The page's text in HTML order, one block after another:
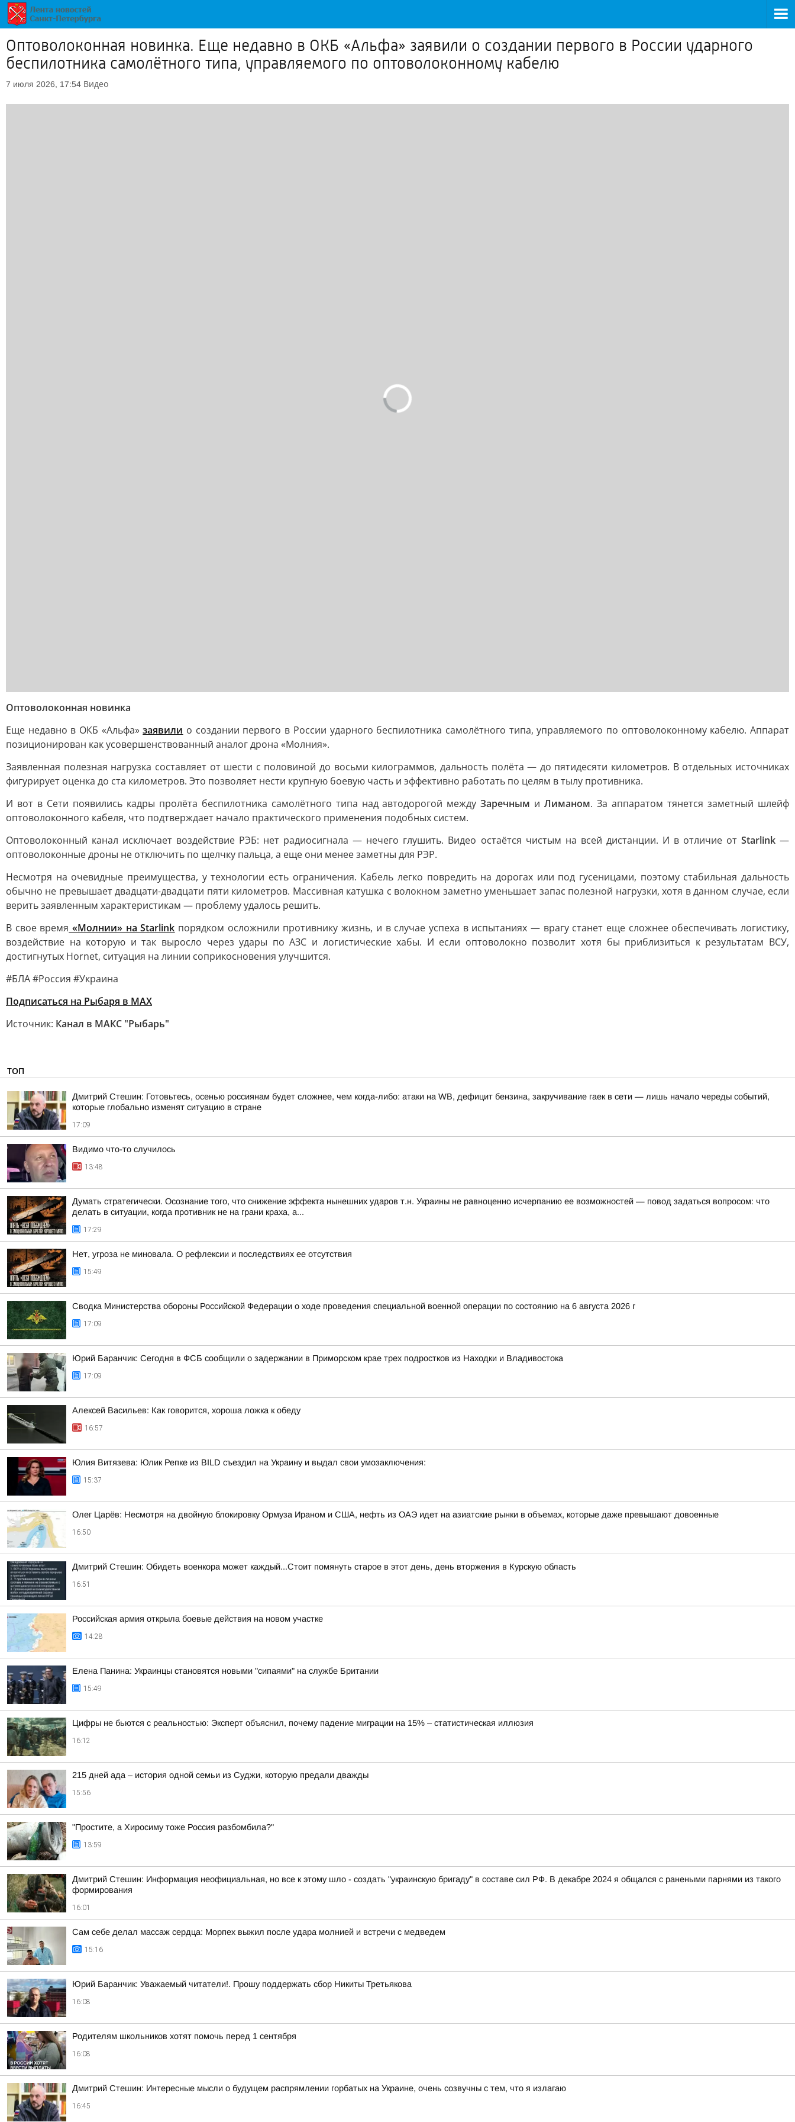
Оптоволоконная новинка. Еще недавно в ОКБ «Альфа» заявили о создании первого в России ударного
беспилотника самолётного типа, управляемого по оптоволоконному кабелю
7 июля 2026, 17:54 Видео
Оптоволоконная новинка
Еще недавно в ОКБ «Альфа»заявили о создании первого в России ударного беспилотника самолётного типа, управляемого по оптоволоконному кабелю. Аппарат
позиционирован как усовершенствованный аналог дрона «Молния».
Заявленная полезная нагрузка составляет от шести с половиной до восьми килограммов, дальность полёта — до пятидесяти километров. В отдельных источниках
фигурирует оценка до ста километров. Это позволяет нести крупную боевую часть и эффективно работать по целям в тылу противника.
И вот в Сети появились кадры пролёта беспилотника самолётного типа над автодорогой междуЗаречным иЛиманом. За аппаратом тянется заметный шлейф
оптоволоконного кабеля, что подтверждает начало практического применения подобных систем.
Оптоволоконный канал исключает воздействие РЭБ: нет радиосигнала — нечего глушить. Видео остаётся чистым на всей дистанции. И в отличие от Starlink—
оптоволоконные дроны не отключить по щелчку пальца, а еще они менее заметны для РЭР.
Несмотря на очевидные преимущества, у технологии есть ограничения. Кабель легко повредить на дорогах или под гусеницами, поэтому стабильная дальность
обычно не превышает двадцати-двадцати пяти километров. Массивная катушка с волокном заметно уменьшает запас полезной нагрузки, хотя в данном случае, если
верить заявленным характеристикам — проблему удалось решить.
В свое время «Молнии» на Starlink порядком осложнили противнику жизнь, и в случае успеха в испытаниях — врагу станет еще сложнее обеспечивать логистику,
воздействие на которую и так выросло через удары по АЗС и логистические хабы. И если оптоволокно позволит хотя бы приблизиться к результатам ВСУ,
достигнутых Hornet, ситуация на линии соприкосновения улучшится.
#БЛА #Россия #Украина
Подписаться на Рыбаря в МАХ
Источник: Канал в МАКС "Рыбарь"
ТОП
Дмитрий Стешин: Готовьтесь, осенью россиянам будет сложнее, чем когда-либо: атаки на WB, дефицит бензина, закручивание гаек в сети — лишь начало череды событий,
которые глобально изменят ситуацию в стране
17:09
Видимо что-то случилось
13:48
Думать стратегически. Осознание того, что снижение эффекта нынешних ударов т.н. Украины не равноценно исчерпанию ее возможностей — повод задаться вопросом: что
делать в ситуации, когда противник не на грани краха, а...
17:29
Нет, угроза не миновала. О рефлексии и последствиях ее отсутствия
15:49
Сводка Министерства обороны Российской Федерации о ходе проведения специальной военной операции по состоянию на 6 августа 2026 г
17:09
Юрий Баранчик: Сегодня в ФСБ сообщили о задержании в Приморском крае трех подростков из Находки и Владивостока
17:09
Алексей Васильев: Как говорится, хороша ложка к обеду
16:57
Юлия Витязева: Юлик Репке из BILD съездил на Украину и выдал свои умозаключения:
15:37
Олег Царёв: Несмотря на двойную блокировку Ормуза Ираном и США, нефть из ОАЭ идет на азиатские рынки в объемах, которые даже превышают довоенные
16:50
Дмитрий Стешин: Обидеть военкора может каждый...Стоит помянуть старое в этот день, день вторжения в Курскую область
16:51
Российская армия открыла боевые действия на новом участке
14:28
Елена Панина: Украинцы становятся новыми "сипаями" на службе Британии
15:49
Цифры не бьются с реальностью: Эксперт объяснил, почему падение миграции на 15% – статистическая иллюзия
16:12
215 дней ада – история одной семьи из Суджи, которую предали дважды
15:56
"Простите, а Хиросиму тоже Россия разбомбила?"
13:59
Дмитрий Стешин: Информация неофициальная, но все к этому шло - создать "украинскую бригаду" в составе сил РФ. В декабре 2024 я общался с ранеными парнями из такого
формирования
16:01
Сам себе делал массаж сердца: Морпех выжил после удара молнией и встречи с медведем
15:16
Юрий Баранчик: Уважаемый читатели!. Прошу поддержать сбор Никиты Третьякова
16:08
Родителям школьников хотят помочь перед 1 сентября
16:08
Дмитрий Стешин: Интересные мысли о будущем распрямлении горбатых на Украине, очень созвучны с тем, что я излагаю
16:45